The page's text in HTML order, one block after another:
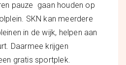
pauze gaan houden op
SKN kan meerdere
in de wijk, helpen aan
Daarmee krijgen
gratis sportplek.